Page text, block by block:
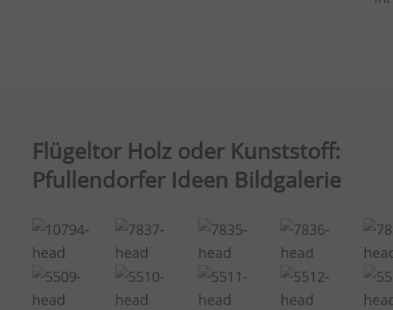
Flügeltor Holz oder Kunststoff:
Pfullendorfer Ideen Bildgalerie